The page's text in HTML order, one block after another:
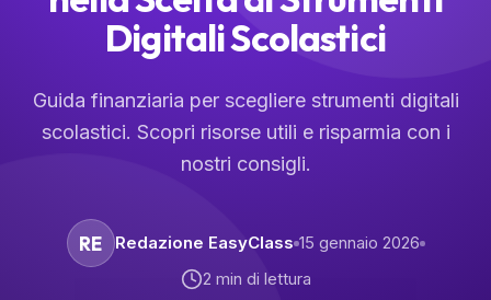
Digitali Scolastici
Guida finanziaria per scegliere strumenti digitali
scolastici. Scopri risorse utili e risparmia con i
nostri consigli.
RE Redazione EasyClass 15 gennaio 2026
2 min di lettura